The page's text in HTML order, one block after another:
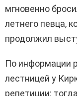
мгновенно
летнего певца,
продолжил
По информации
лестницей у
репетиции: